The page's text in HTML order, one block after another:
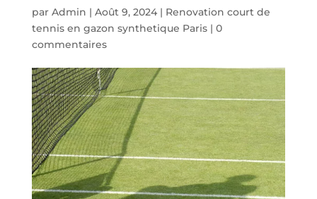
par Admin | Août 9, 2024| Renovation court de
tennis en gazon synthetique Paris| 0
commentaires